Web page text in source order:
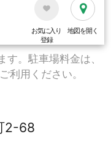
お気に入り
登録
地図を開く
。駐車場料金は、
利用ください。
2-68